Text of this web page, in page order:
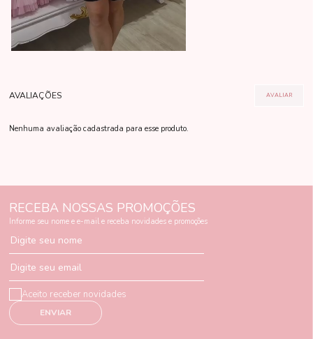
Nenhuma avaliação cadastrada para esse produto.
RECEBA NOSSAS PROMOÇÕES
Informe seu nome e e-mail e receba novidades e promoções
Digite seu nome
Digite seu email
ENVIAR
Aceito receber novidades